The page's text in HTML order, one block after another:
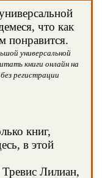
что как
понравится.
универсальной
книги онлайн на
регистрации
книг,
в этой
Тревис Лилиан,